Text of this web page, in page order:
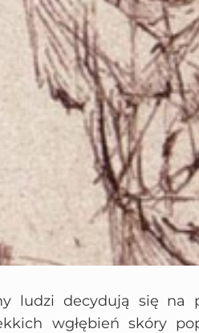
ludzi decydują się na
wgłębień skóry